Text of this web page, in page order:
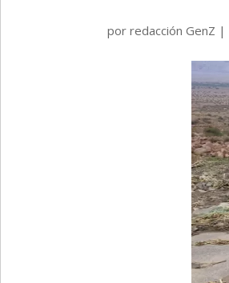
porredacción GenZ |